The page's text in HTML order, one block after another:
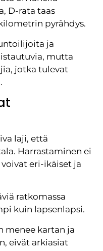
D-rata taas
pyrähdys.
ja
mutta
jotka tulevat
laji, että
Harrastaminen ei
eri-ikäiset ja
ratkomassa
kuin lapsenlapsi.
menee kartan ja
eivät arkiasiat